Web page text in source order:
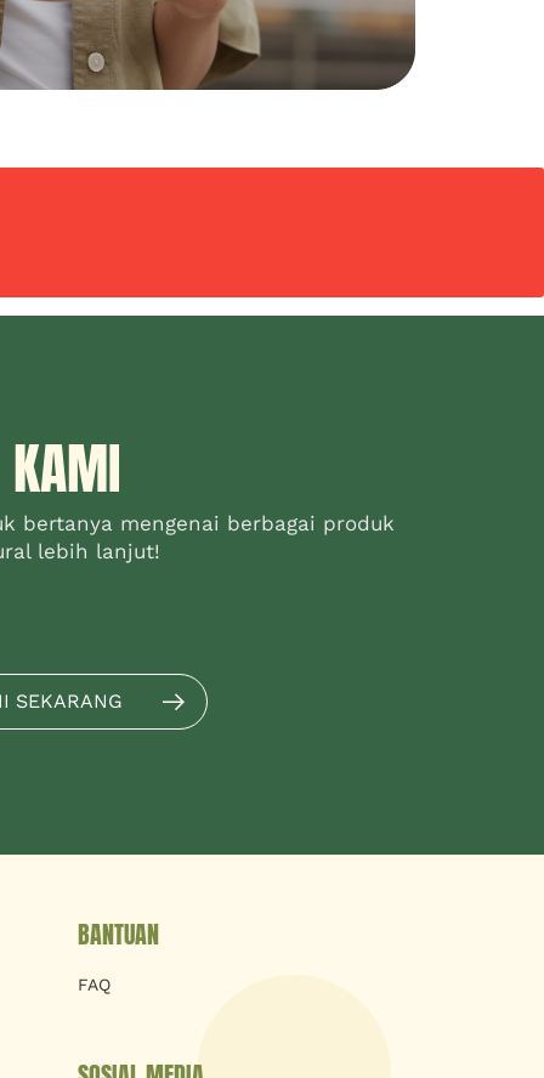
KAMI
bertanya mengenai berbagai produk
lebih lanjut!
SEKARANG
BANTUAN
FAQ